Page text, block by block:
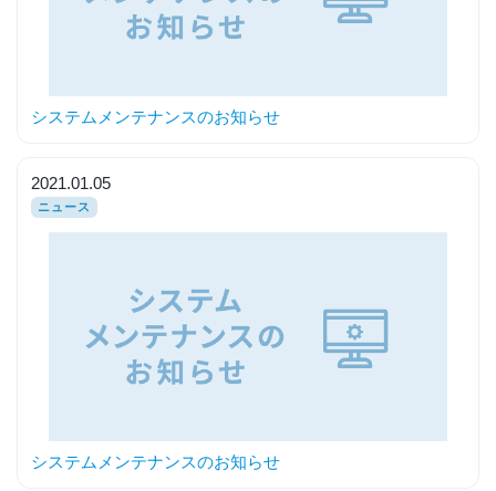
システムメンテナンスのお知らせ
2021.01.05
ニュース
システムメンテナンスのお知らせ